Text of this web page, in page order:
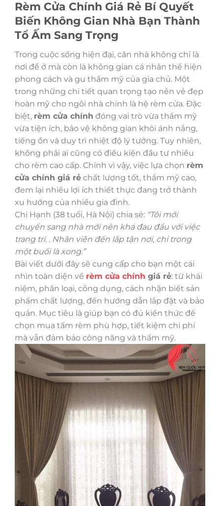
Rèm Cửa Chính Giá Rẻ Bí Quyết
Biến Không Gian Nhà Bạn Thành
Tổ Ấm Sang Trọng
Trong cuộc sống hiện đại, căn nhà không chỉ là
nơi để ở mà còn là không gian cá nhân thể hiện
phong cách và gu thẩm mỹ của gia chủ. Một
trong những chi tiết quan trọng tạo nên vẻ đẹp
hoàn mỹ cho ngôi nhà chính là hệ rèm cửa. Đặc
biệt, rèm cửa chính đóng vai trò vừa thẩm mỹ
vừa tiện ích, bảo vệ không gian khỏi ánh nắng,
tiếng ồn và duy trì nhiệt độ lý tưởng. Tuy nhiên,
không phải ai cũng có điều kiện đầu tư nhiều
cho rèm cao cấp. Chính vì vậy, việc lựa chọn rèm
cửa chính giá rẻ chất lượng tốt, thẩm mỹ cao,
đem lại nhiều lợi ích thiết thực đang trở thành
xu hướng của nhiều gia đình.
Chị Hạnh (38 tuổi, Hà Nội) chia sẻ: “Tôi mới
chuyển sang nhà mới nên khá đau đầu với việc
trang trí. . Nhân viên đến lắp tận nơi, chỉ trong
một buổi là xong.”
Bài viết dưới đây sẽ cung cấp cho bạn một cái
nhìn toàn diện về rèm cửa chính giá rẻ: từ khái
niệm, phân loại, công dụng, cách nhận biết sản
phẩm chất lượng, đến hướng dẫn lắp đặt và bảo
quản. Mục tiêu là giúp bạn có đủ kiến thức để
chọn mua tấm rèm phù hợp, tiết kiệm chi phí
mà vẫn đảm bảo công năng và thẩm mỹ.